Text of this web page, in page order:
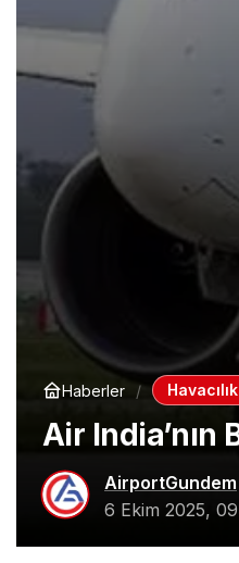
Haberler
Air India’nın
AirportGundem
6 Ekim 2025,